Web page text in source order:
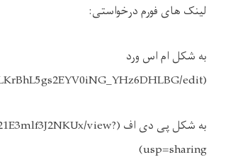
لینک های فورم درخواستی:
به شکل ام اس ورد
(
edit
به شکل پی دی اف (view?
usp=sharing
)